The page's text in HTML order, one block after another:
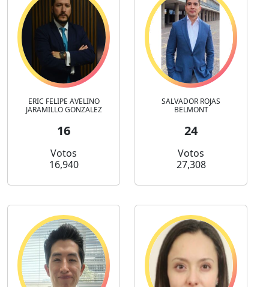
ERIC FELIPE AVELINO
JARAMILLO GONZALEZ
16
Votos
16,940
SALVADOR ROJAS
BELMONT
24
Votos
27,308